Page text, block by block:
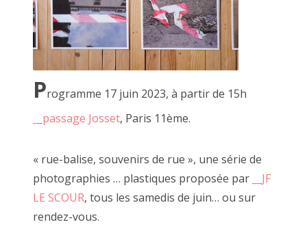
Programme 17 juin 2023, à partir de 15h
__passage Josset, Paris 11ème.
« rue-balise, souvenirs de rue », une série de
photographies … plastiques proposée par
__JF
LE SCOUR, tous les samedis de juin… ou sur
rendez-vous.
2 mai 2015, MARCEL ROGER et JF Le Scour